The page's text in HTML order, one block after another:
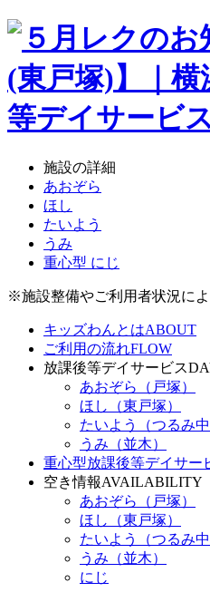
施設の詳細
あおぞら
ほし
たいよう
うみ
重心型 にじ
※施設整備やご利用者状況に
キッズわんとはABOUT
ご利用の流れFLOW
放課後等デイサービス
あおぞら（戸塚）
ほし（東戸塚）
たいよう（つるみ中
うみ（並木）
重心型放課後等デイサー
空き情報AVAILABILITY
あおぞら（戸塚）
ほし（東戸塚）
たいよう（つるみ中
うみ（並木）
にじ